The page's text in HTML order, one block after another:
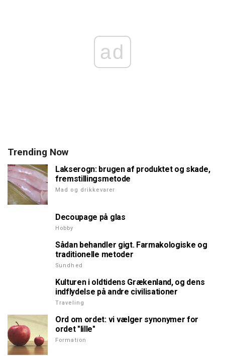
ad
Trending Now
Lakserogn: brugen af produktet og skade,
fremstillingsmetode
Mad og drikkevarer
Decoupage på glas
Hobby
Sådan behandler gigt. Farmakologiske og
traditionelle metoder
Sundhed
Kulturen i oldtidens Grækenland, og dens
indflydelse på andre civilisationer
Traveling
Ord om ordet: vi vælger synonymer for
ordet "lille"
Formation